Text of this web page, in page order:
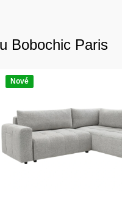
Bobochic Paris
Nové